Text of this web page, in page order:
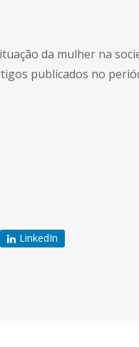
da mulher na
publicados no
LinkedIn